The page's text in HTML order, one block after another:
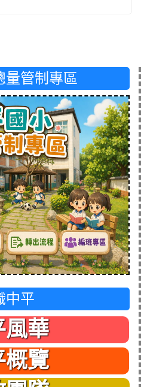
量管制專區
中平
風華
概覽